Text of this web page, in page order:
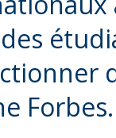
Forbes.